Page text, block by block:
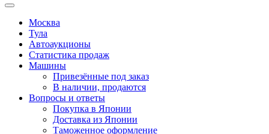
Москва
Тула
Автоаукционы
Статистика продаж
Машины
Привезённые под заказ
В наличии, продаются
Вопросы и ответы
Покупка в Японии
Доставка из Японии
Таможенное оформление